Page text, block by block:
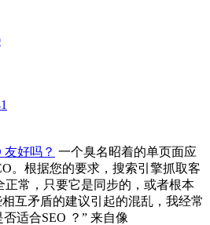
好吗？ 一个臭名昭着的单页面应
。根据您的要求，搜索引擎抓取客
正常，只要它是同步的，或者根本
互矛盾的建议引起的混乱，我经常
适合SEO ？” 来自像